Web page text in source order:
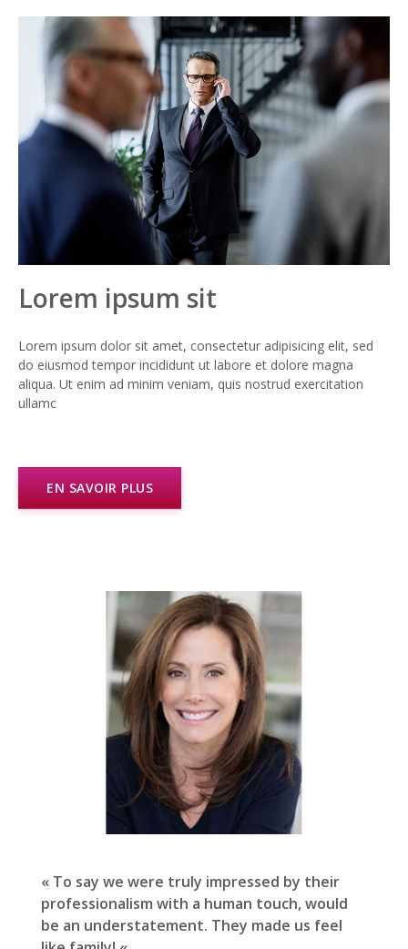
Lorem ipsum sit
Lorem ipsum dolor sit amet, consectetur adipisicing elit, sed
do eiusmod tempor incididunt ut labore et dolore magna
aliqua. Ut enim ad minim veniam, quis nostrud exercitation
ullamc
EN SAVOIR PLUS
« To say we were truly impressed by their
professionalism with a human touch, would
be an understatement. They made us feel